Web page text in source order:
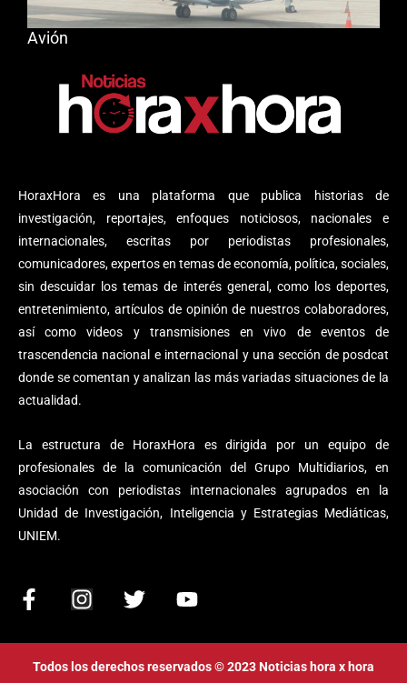
HoraxHora es una plataforma que publica historias de
investigación, reportajes, enfoques noticiosos, nacionales e
internacionales, escritas por periodistas profesionales,
comunicadores, expertos en temas de economía, política, sociales,
sin descuidar los temas de interés general, como los deportes,
entretenimiento, artículos de opinión de nuestros colaboradores,
así como videos y transmisiones en vivo de eventos de
trascendencia nacional e internacional y una sección de posdcat
donde se comentan y analizan las más variadas situaciones de la
actualidad.
La estructura de HoraxHora es dirigida por un equipo de
profesionales de la comunicación del Grupo Multidiarios, en
asociación con periodistas internacionales agrupados en la
Unidad de Investigación, Inteligencia y Estrategias Mediáticas,
UNIEM.
F
c
e
I
s
t
T
i
t
Y
u
t
Avión
Todos los derechos reservados © 2023 Noticias hora x hora